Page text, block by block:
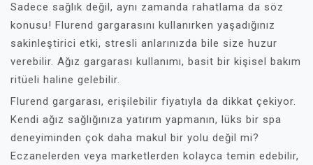
Sadece sağlık değil, aynı zamanda rahatlama da söz
konusu! Flurend gargarasını kullanırken yaşadığınız
sakinleştirici etki, stresli anlarınızda bile size huzur
verebilir. Ağız gargarası kullanımı, basit bir kişisel bakım
ritüeli haline gelebilir.
Flurend gargarası, erişilebilir fiyatıyla da dikkat çekiyor.
Kendi ağız sağlığınıza yatırım yapmanın, lüks bir spa
deneyiminden çok daha makul bir yolu değil mi?
Eczanelerden veya marketlerden kolayca temin edebilir,